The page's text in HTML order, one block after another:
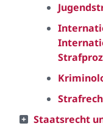
Staatsrecht